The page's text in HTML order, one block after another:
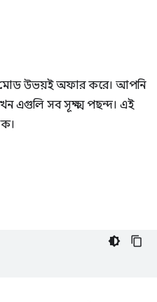
উভয়ই অফার করে। আপনি
এগুলি সব সূক্ষ্ম পছন্দ। এই